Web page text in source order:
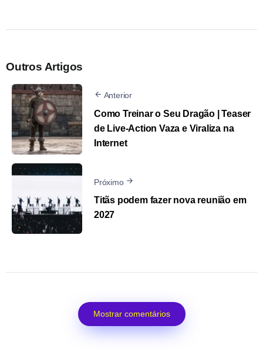
Outros Artigos
Anterior
Como Treinar o Seu Dragão | Teaser
de Live-Action Vaza e Viraliza na
Internet
Próximo
Titãs podem fazer nova reunião em
2027
Mostrar comentários